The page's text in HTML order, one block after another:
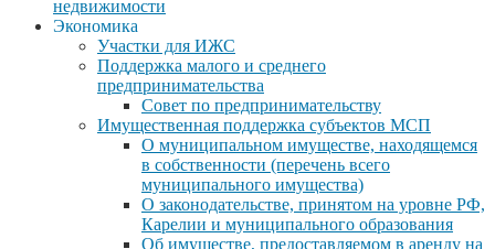
недвижимости
Экономика
Участки для ИЖС
Поддержка малого и среднего
предпринимательства
Совет по предпринимательству
Имущественная поддержка субъектов МСП
О муниципальном имуществе, находящемся
в собственности (перечень всего
муниципального имущества)
О законодательстве, принятом на уровне РФ,
Карелии и муниципального образования
Об имуществе, предоставляемом в аренду на